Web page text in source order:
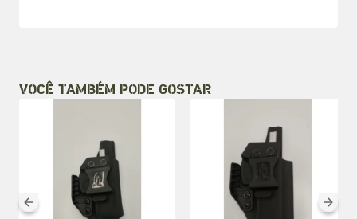
VOCÊ TAMBÉM PODE GOSTAR